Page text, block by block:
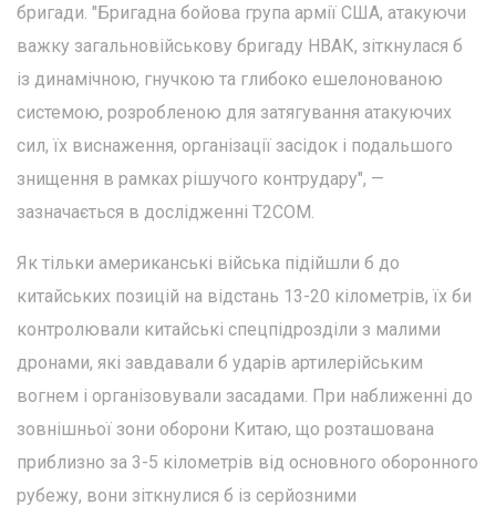
бригади. "Бригадна бойова група армії США, атакуючи
важку загальновійськову бригаду НВАК, зіткнулася б
із динамічною, гнучкою та глибоко ешелонованою
системою, розробленою для затягування атакуючих
сил, їх виснаження, організації засідок і подальшого
знищення в рамках рішучого контрудару", —
зазначається в дослідженні T2COM.
Як тільки американські війська підійшли б до
китайських позицій на відстань 13-20 кілометрів, їх би
контролювали китайські спецпідрозділи з малими
дронами, які завдавали б ударів артилерійським
вогнем і організовували засадами. При наближенні до
зовнішньої зони оборони Китаю, що розташована
приблизно за 3-5 кілометрів від основного оборонного
рубежу, вони зіткнулися б із серйозними